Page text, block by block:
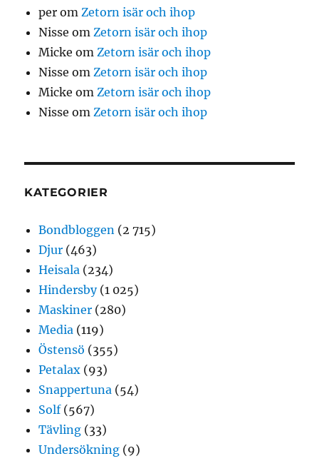
per om Zetorn isär och ihop
Nisse om Zetorn isär och ihop
Micke om Zetorn isär och ihop
Nisse om Zetorn isär och ihop
Micke om Zetorn isär och ihop
Nisse om Zetorn isär och ihop
KATEGORIER
Bondbloggen (2 715)
Djur (463)
Heisala (234)
Hindersby(1 025)
Maskiner (280)
Media (119)
Östensö (355)
Petalax (93)
Snappertuna (54)
Solf(567)
Tävling (33)
Undersökning (9)